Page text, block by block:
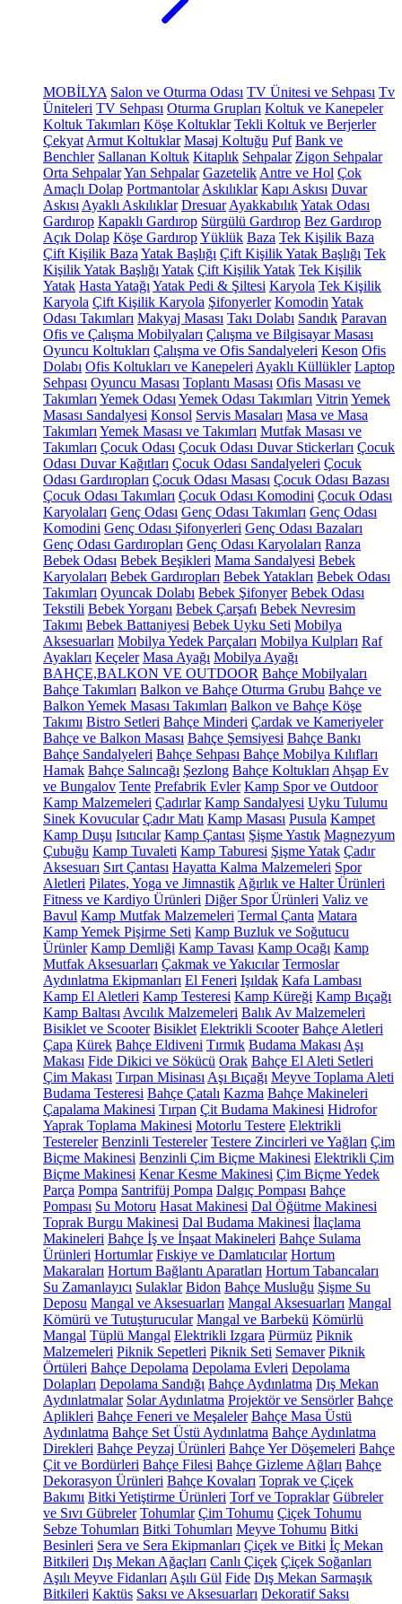
MOBİLYA Salon ve Oturma Odası TV Ünitesi ve Sehpası Tv
Üniteleri TV Sehpası Oturma Grupları Koltuk ve Kanepeler
Koltuk Takımları Köşe Koltuklar Tekli Koltuk ve Berjerler
Çekyat Armut Koltuklar Masaj Koltuğu Puf Bank ve
Benchler Sallanan Koltuk Kitaplık Sehpalar Zigon Sehpalar
Orta SehpalarYan Sehpalar Gazetelik Antre ve Hol Çok
Amaçlı Dolap Portmantolar Askılıklar Kapı Askısı Duvar
Askısı Ayaklı Askılıklar Dresuar AyakkabılıkYatak Odası
Gardırop Kapaklı Gardırop Sürgülü Gardırop Bez Gardırop
Açık Dolap Köşe GardıropYüklük Baza Tek Kişilik Baza
Çift Kişilik Baza Yatak Başlığı Çift Kişilik Yatak Başlığı Tek
Kişilik Yatak Başlığı Yatak Çift Kişilik Yatak Tek Kişilik
Yatak Hasta Yatağı Yatak Pedi & Şiltesi Karyola Tek Kişilik
Karyola Çift Kişilik Karyola Şifonyerler Komodin Yatak
Odası Takımları Makyaj Masası Takı Dolabı Sandık Paravan
Ofis ve Çalışma Mobilyaları Çalışma ve Bilgisayar Masası
Oyuncu Koltukları Çalışma ve Ofis Sandalyeleri Keson Ofis
Dolabı Ofis Koltukları ve Kanepeleri Ayaklı Küllükler Laptop
Sehpası Oyuncu Masası Toplantı Masası Ofis Masası ve
Takımları Yemek Odası Yemek Odası Takımları Vitrin Yemek
Masası Sandalyesi Konsol Servis Masaları Masa ve Masa
Takımları Yemek Masası ve Takımları Mutfak Masası ve
Takımları Çocuk Odası Çocuk Odası Duvar Stickerları Çocuk
Odası Duvar Kağıtları Çocuk Odası Sandalyeleri Çocuk
Odası Gardıropları Çocuk Odası Masası Çocuk Odası Bazası
Çocuk Odası Takımları Çocuk Odası Komodini Çocuk Odası
Karyolaları Genç Odası Genç Odası Takımları Genç Odası
Komodini Genç Odası Şifonyerleri Genç Odası Bazaları
Genç Odası Gardıropları Genç Odası Karyolaları Ranza
Bebek Odası Bebek Beşikleri Mama Sandalyesi Bebek
Karyolaları Bebek Gardıropları Bebek Yatakları Bebek Odası
Takımları Oyuncak Dolabı Bebek Şifonyer Bebek Odası
Tekstili Bebek Yorganı Bebek Çarşafı Bebek Nevresim
Takımı Bebek Battaniyesi Bebek Uyku Seti Mobilya
Aksesuarları Mobilya Yedek Parçaları Mobilya Kulpları Raf
Ayakları Keçeler Masa Ayağı Mobilya Ayağı
BAHÇE,BALKON VE OUTDOOR Bahçe Mobilyaları
Bahçe Takımları Balkon ve Bahçe Oturma Grubu Bahçe ve
Balkon Yemek Masası Takımları Balkon ve Bahçe Köşe
Takımı Bistro Setleri Bahçe Minderi Çardak ve Kameriyeler
Bahçe ve Balkon Masası Bahçe Şemsiyesi Bahçe Bankı
Bahçe Sandalyeleri Bahçe Sehpası Bahçe Mobilya Kılıfları
Hamak Bahçe Salıncağı Şezlong Bahçe Koltukları Ahşap Ev
ve Bungalov Tente Prefabrik Evler Kamp Spor ve Outdoor
Kamp Malzemeleri Çadırlar Kamp Sandalyesi Uyku Tulumu
Sinek Kovucular Çadır Matı Kamp Masası Pusula Kampet
Kamp Duşu Isıtıcılar Kamp Çantası Şişme Yastık Magnezyum
Çubuğu Kamp Tuvaleti Kamp Taburesi Şişme Yatak Çadır
Aksesuarı Sırt Çantası Hayatta Kalma Malzemeleri Spor
Aletleri Pilates, Yoga ve Jimnastik Ağırlık ve Halter Ürünleri
Fitness ve Kardiyo Ürünleri Diğer Spor Ürünleri Valiz ve
Bavul Kamp Mutfak Malzemeleri Termal Çanta Matara
Kamp Yemek Pişirme Seti Kamp Buzluk ve Soğutucu
Ürünler Kamp Demliği Kamp Tavası Kamp Ocağı Kamp
Mutfak Aksesuarları Çakmak ve Yakıcılar Termoslar
Aydınlatma Ekipmanları El Feneri Işıldak Kafa Lambası
Kamp El Aletleri Kamp Testeresi Kamp Küreği Kamp Bıçağı
Kamp Baltası Avcılık Malzemeleri Balık Av Malzemeleri
Bisiklet ve Scooter Bisiklet Elektrikli Scooter Bahçe Aletleri
Çapa Kürek Bahçe Eldiveni Tırmık Budama Makası Aşı
Makası Fide Dikici ve Sökücü Orak Bahçe El Aleti Setleri
Çim Makası Tırpan Misinası Aşı Bıçağı Meyve Toplama Aleti
Budama Testeresi Bahçe Çatalı Kazma Bahçe Makineleri
Çapalama Makinesi Tırpan Çit Budama Makinesi Hidrofor
Yaprak Toplama Makinesi Motorlu Testere Elektrikli
Testereler Benzinli Testereler Testere Zincirleri ve Yağları Çim
Biçme Makinesi Benzinli Çim Biçme Makinesi Elektrikli Çim
Biçme Makinesi Kenar Kesme Makinesi Çim Biçme Yedek
Parça Pompa Santrifüj Pompa Dalgıç Pompası Bahçe
Pompası Su Motoru Hasat Makinesi Dal Öğütme Makinesi
Toprak Burgu Makinesi Dal Budama Makinesi İlaçlama
Makineleri Bahçe İş ve İnşaat Makineleri Bahçe Sulama
Ürünleri Hortumlar Fıskiye ve Damlatıcılar Hortum
Makaraları Hortum Bağlantı Aparatları Hortum Tabancaları
Su Zamanlayıcı Sulaklar Bidon Bahçe Musluğu Şişme Su
Deposu Mangal ve Aksesuarları Mangal Aksesuarları Mangal
Kömürü ve Tutuşturucular Mangal ve Barbekü Kömürlü
Mangal Tüplü Mangal Elektrikli Izgara Pürmüz Piknik
Malzemeleri Piknik Sepetleri Piknik Seti Semaver Piknik
Örtüleri Bahçe Depolama Depolama Evleri Depolama
Dolapları Depolama Sandığı Bahçe Aydınlatma Dış Mekan
Aydınlatmalar Solar Aydınlatma Projektör ve Sensörler Bahçe
Aplikleri Bahçe Feneri ve Meşaleler Bahçe Masa Üstü
Aydınlatma Bahçe Set Üstü Aydınlatma Bahçe Aydınlatma
Direkleri Bahçe Peyzaj Ürünleri Bahçe Yer Döşemeleri Bahçe
Çit ve Bordürleri Bahçe Filesi Bahçe Gizleme Ağları Bahçe
Dekorasyon Ürünleri Bahçe Kovaları Toprak ve Çiçek
Bakımı Bitki Yetiştirme Ürünleri Torf ve Topraklar Gübreler
ve Sıvı Gübreler Tohumlar Çim Tohumu Çiçek Tohumu
Sebze Tohumları Bitki Tohumları Meyve Tohumu Bitki
Besinleri Sera ve Sera Ekipmanları Çiçek ve Bitki İç Mekan
Bitkileri Dış Mekan Ağaçları Canlı Çiçek Çiçek Soğanları
Aşılı Meyve Fidanları Aşılı Gül Fide Dış Mekan Sarmaşık
Bitkileri Kaktüs Saksı ve Aksesuarları Dekoratif Saksı